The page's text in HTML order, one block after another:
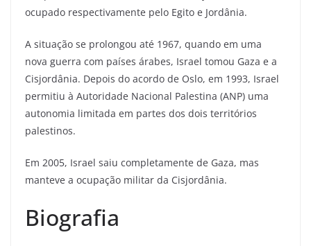
ocupado respectivamente pelo Egito e Jordânia.
A situação se prolongou até 1967, quando em uma
nova guerra com países árabes, Israel tomou Gaza e a
Cisjordânia. Depois do acordo de Oslo, em 1993, Israel
permitiu à Autoridade Nacional Palestina (ANP) uma
autonomia limitada em partes dos dois territórios
palestinos.
Em 2005, Israel saiu completamente de Gaza, mas
manteve a ocupação militar da Cisjordânia.
Biografia